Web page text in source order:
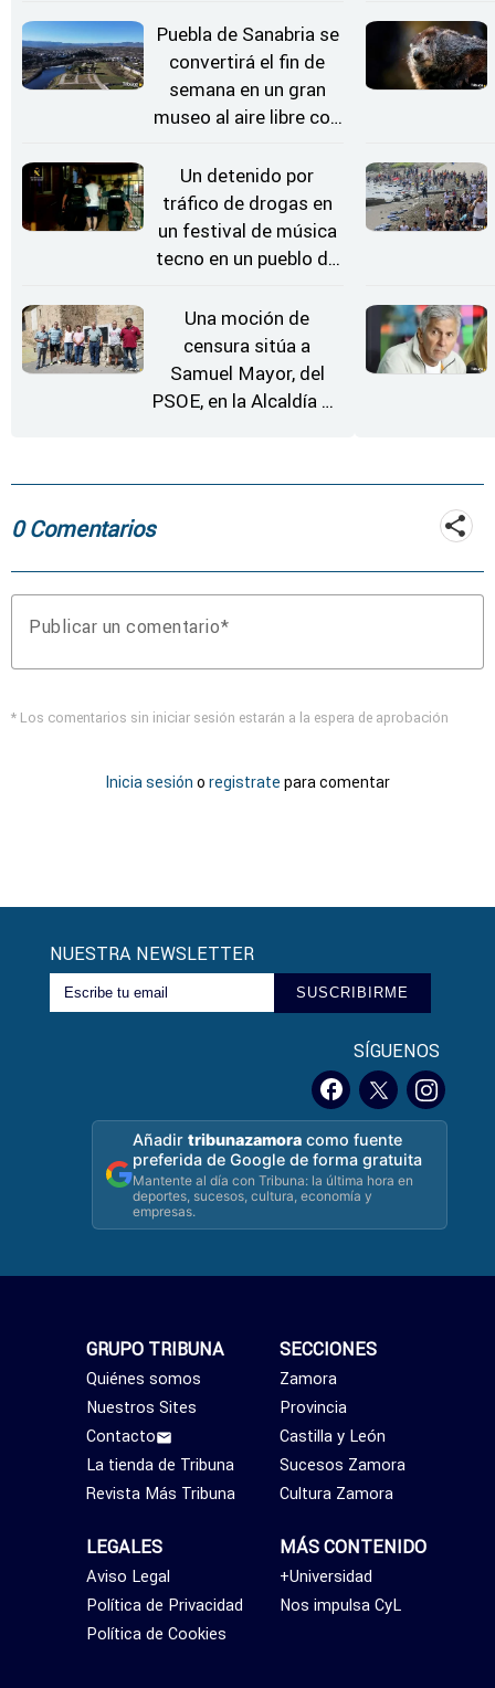
coche
Puebla de Sanabria se
convertirá el fin de
semana en un gran
museo al aire libre con
Un detenido por
tráfico de drogas en
un festival de música
tecno en un pueblo de
Una moción de
censura sitúa a
Samuel Mayor, del
PSOE, en la Alcaldía de
0 Comentarios
Publicar un comentario
* Los comentarios sin iniciar sesión estarán a la espera de aprobación
Inicia sesión o registrate para comentar
NUESTRA NEWSLETTER
SUSCRIBIRME
SÍGUENOS
Añadirtribunazamora como fuente
preferida de Google de forma gratuita
Mantente al día con Tribuna: la última hora en
deportes, sucesos, cultura, economía y
empresas.
SECCIONES
Zamora
Provincia
Castilla y León
Sucesos Zamora
Cultura Zamora
MÁS CONTENIDO
+Universidad
Nos impulsa CyL
GRUPO TRIBUNA
Quiénes somos
Nuestros Sites
Contacto
La tienda de Tribuna
Revista Más Tribuna
LEGALES
Aviso Legal
Política de Privacidad
Política de Cookies